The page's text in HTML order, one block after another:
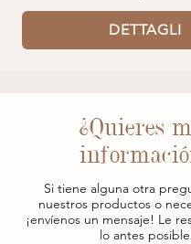
DETTAGLI
¿Quieres
Si tiene alguna otra
nuestros productos o
¡envíenos un mensaje! Le
lo antes